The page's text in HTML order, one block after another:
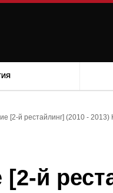
[2-й рестайлинг] (2010 - 2013)
й